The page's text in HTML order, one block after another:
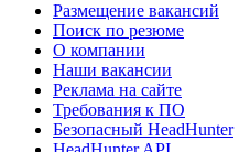
Размещение вакансий
Поиск по резюме
О компании
Наши вакансии
Реклама на сайте
Требования к ПО
Безопасный HeadHunter